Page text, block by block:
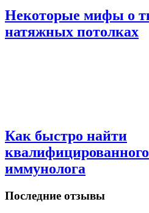
Некоторые мифы о
натяжных потолках
Как быстро найти
иммунолога
Последние отзывы